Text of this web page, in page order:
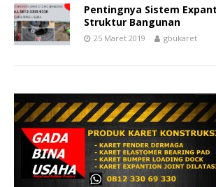
Pentingnya Sistem
Struktur Bangunan
25 Maret 2019 gbukaret